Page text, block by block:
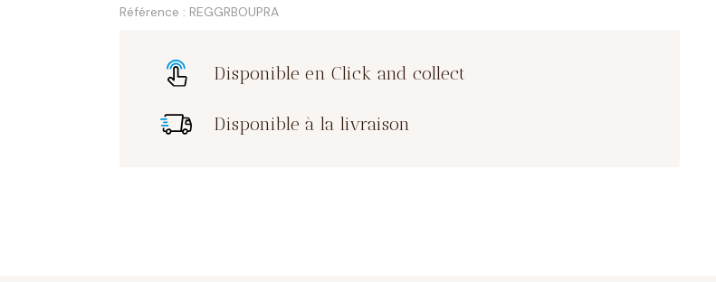
pralines
Référence : REGGRBOUPRA
Disponible en Click and collect
Disponible à la livraison